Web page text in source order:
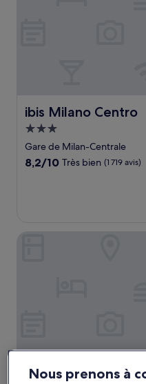
ibis Milano Centro
ibis Milano Centro
Hébergement
3.0 étoiles
Gare de Milan-Centrale
8.2
8,2/10 Très bien (1 719 avis)
Nous prenons à